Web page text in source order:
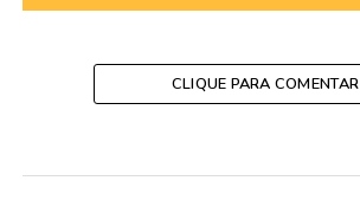
CLIQUE PARA COMENTAR